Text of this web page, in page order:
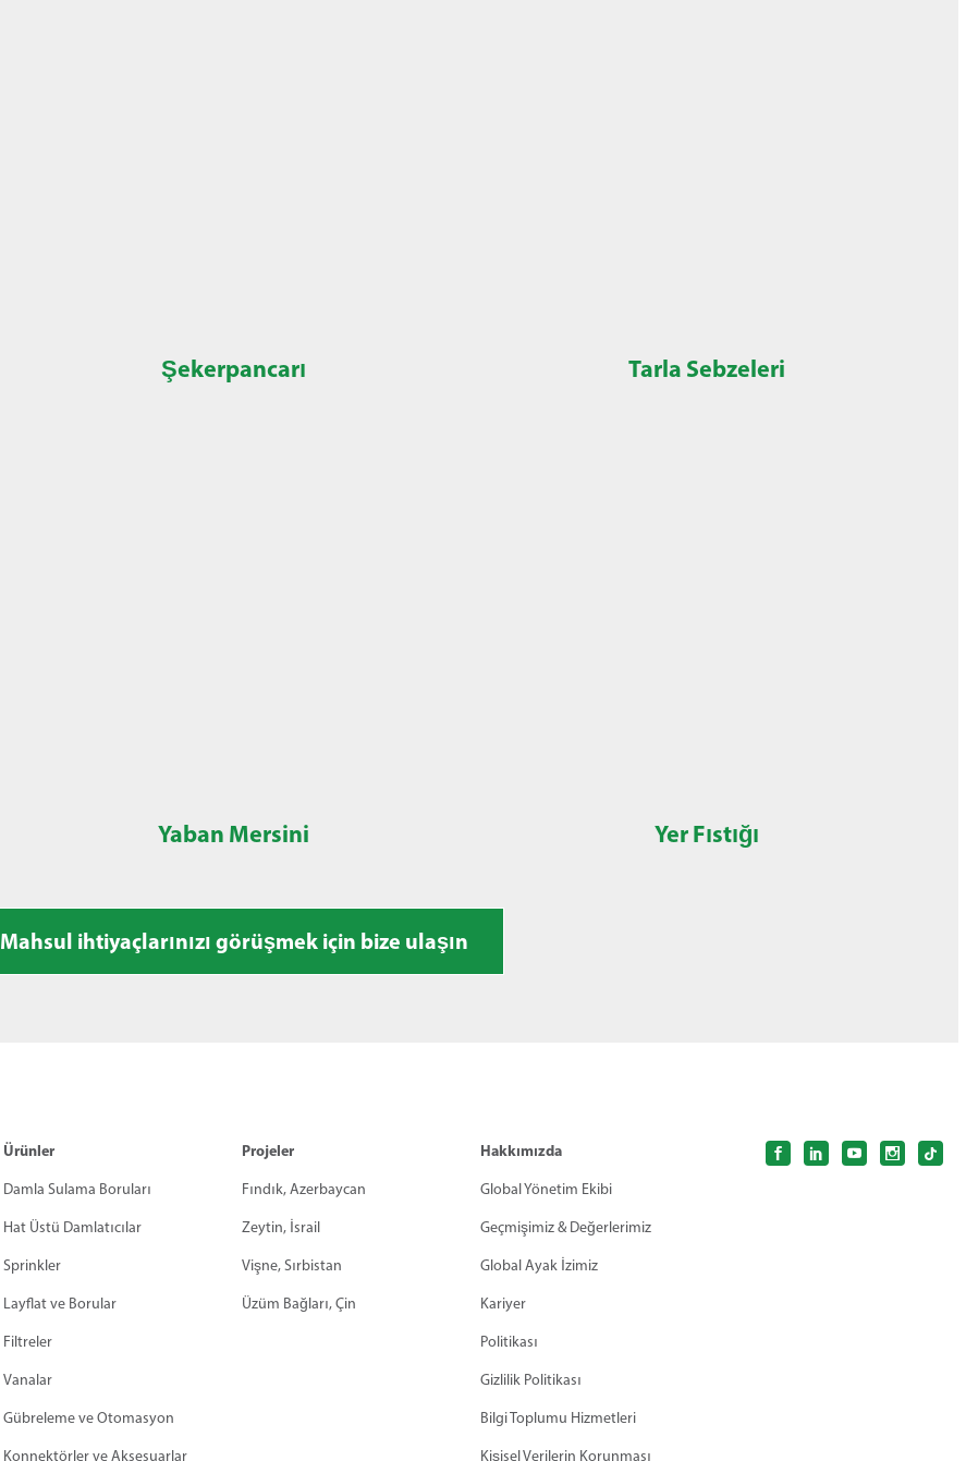
Şekerpancarı Tarla Sebzeleri
Yaban Mersini Yer Fıstığı
Mahsul ihtiyaçlarınızı görüşmek için bize ulaşın
Ürünler
Damla Sulama Boruları
Hat Üstü Damlatıcılar
Sprinkler
Layflat ve Borular
Filtreler
Vanalar
Gübreleme ve Otomasyon
Konnektörler ve Aksesuarlar
Projeler
Fındık, Azerbaycan
Zeytin, İsrail
Vişne, Sırbistan
Üzüm Bağları, Çin
Hakkımızda
Global Yönetim Ekibi
Geçmişimiz & Değerlerimiz
Global Ayak İzimiz
Kariyer
Politikası
Gizlilik Politikası
Bilgi Toplumu Hizmetleri
Kişisel Verilerin Korunması